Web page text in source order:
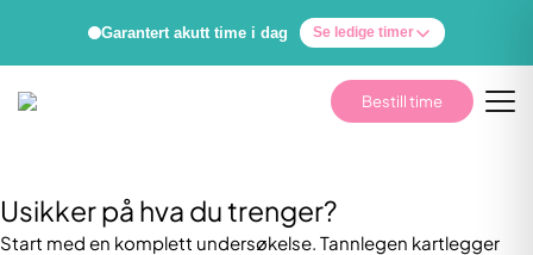
Garantert akutt time i dag Se ledige timer
Bestill time
Usikker på hva du trenger?
Start med en komplett undersøkelse. Tannlegen kartlegger